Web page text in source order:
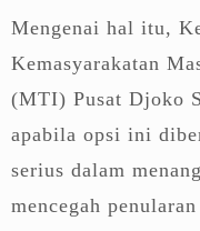
Mengenai hal itu,
Kemasyarakatan
(MTI) Pusat Djoko
apabila opsi ini
serius dalam
mencegah